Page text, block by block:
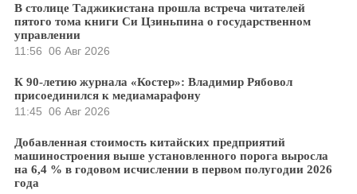
В столице Таджикистана прошла встреча читателей
пятого тома книги Си Цзиньпина о государственном
управлении
11:56 06 Авг 2026
К 90-летию журнала «Костер»: Владимир Рябовол
присоединился к медиамарафону
11:45 06 Авг 2026
Добавленная стоимость китайских предприятий
машиностроения выше установленного порога выросла
на 6,4 % в годовом исчислении в первом полугодии 2026
года